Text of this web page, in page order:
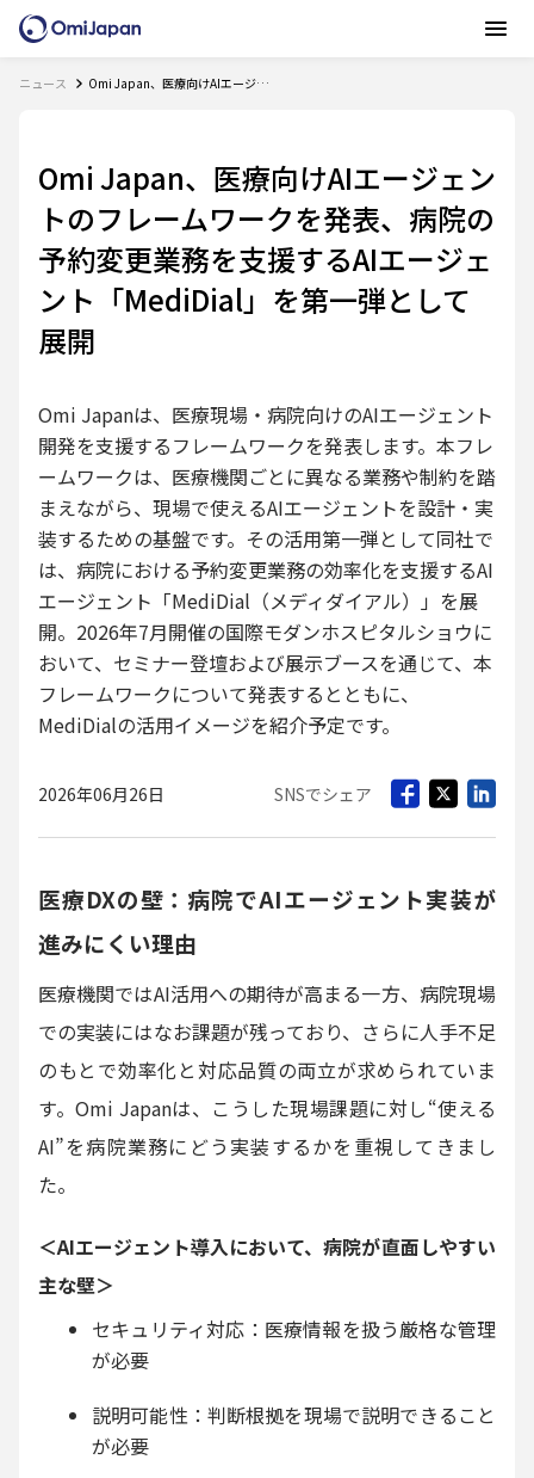
ニュース Omi Japan、医療向けAIエージェントのフレームワークを発表、病院の予約変更業務を支援するAIエージェント「MediDial」を第一弾として展開
Omi Japan、医療向けAIエージェン
トのフレームワークを発表、病院の
予約変更業務を支援するAIエージェ
ント「MediDial」を第一弾として
展開
Omi Japanは、医療現場・病院向けのAIエージェント
開発を支援するフレームワークを発表します。本フレ
ームワークは、医療機関ごとに異なる業務や制約を踏
まえながら、現場で使えるAIエージェントを設計・実
装するための基盤です。その活用第一弾として同社で
は、病院における予約変更業務の効率化を支援するAI
エージェント「MediDial（メディダイアル）」を展
開。2026年7月開催の国際モダンホスピタルショウに
おいて、セミナー登壇および展示ブースを通じて、本
フレームワークについて発表するとともに、
MediDialの活用イメージを紹介予定です。
2026年06月26日 SNSでシェア
医療DXの壁：病院でAIエージェント実装が
進みにくい理由
医療機関ではAI活用への期待が高まる一方、病院現場
での実装にはなお課題が残っており、さらに人手不足
のもとで効率化と対応品質の両立が求められていま
す。Omi Japanは、こうした現場課題に対し“使える
AI”を病院業務にどう実装するかを重視してきまし
た。
＜AIエージェント導入において、病院が直面しやすい
主な壁＞
セキュリティ対応：医療情報を扱う厳格な管理
が必要
説明可能性：判断根拠を現場で説明できること
が必要